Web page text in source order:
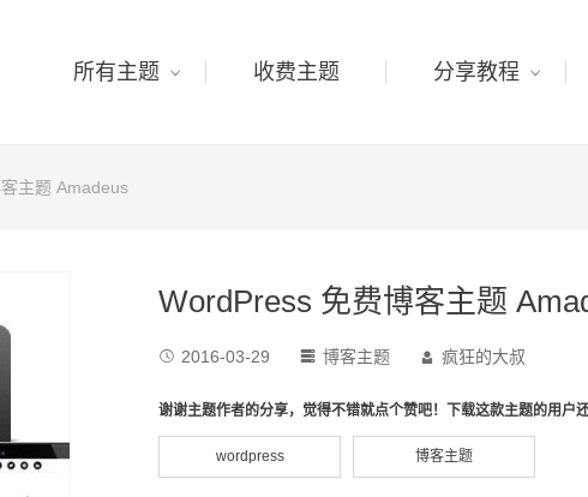
所有主题 收费主题 分享教程
主题 Amadeus
WordPress 免费博客主题
 2016-03-29  博客主题  疯狂的大叔
谢谢主题作者的分享，觉得不错就点个赞吧！下载这款主题的用户
wordpress 博客主题